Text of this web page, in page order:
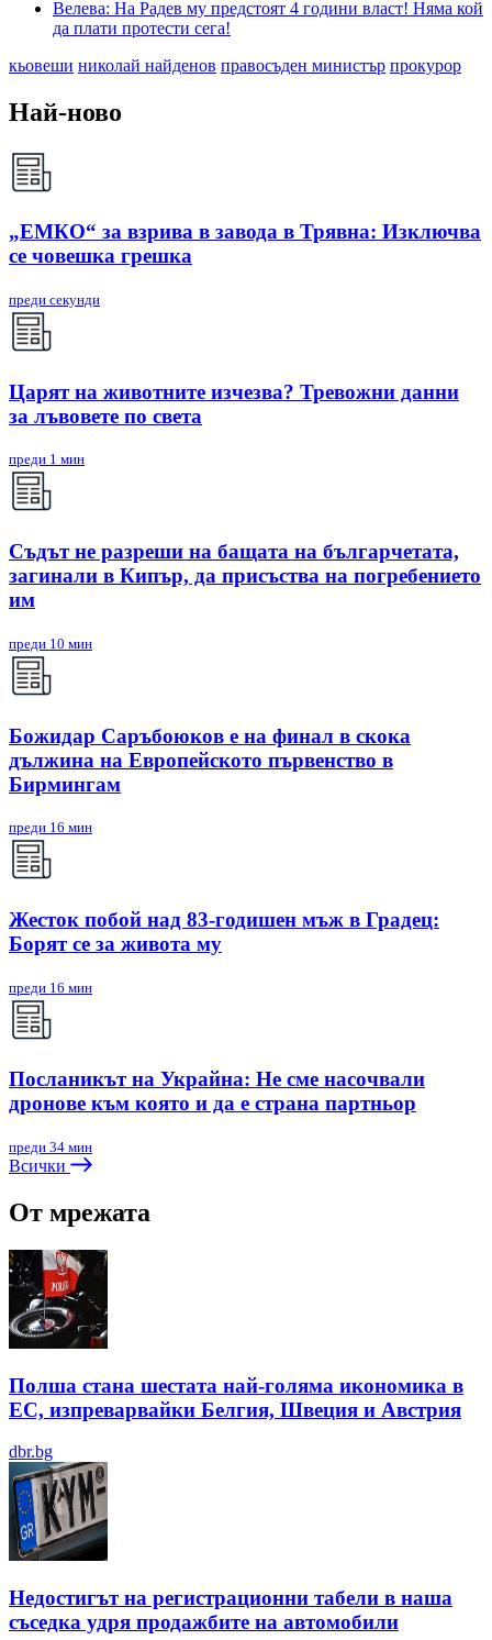
Велева: На Радев му предстоят 4 години власт! Няма кой
да плати протести сега!
кьовеши николай найденов правосъден министър прокурор
Най-ново
„ЕМКО“ за взрива в завода в Трявна: Изключва
се човешка грешка
преди секунди
Царят на животните изчезва? Тревожни данни
за лъвовете по света
преди 1 мин
Съдът не разреши на бащата на българчетата,
загинали в Кипър, да присъства на погребението
им
преди 10 мин
Божидар Саръбоюков е на финал в скока
дължина на Европейското първенство в
Бирмингам
преди 16 мин
Жесток побой над 83-годишен мъж в Градец:
Борят се за живота му
преди 16 мин
Посланикът на Украйна: Не сме насочвали
дронове към която и да е страна партньор
преди 34 мин
Всички
От мрежата
Полша стана шестата най-голяма икономика в
ЕС, изпреварвайки Белгия, Швеция и Австрия
dbr.bg
Недостигът на регистрационни табели в наша
съседка удря продажбите на автомобили